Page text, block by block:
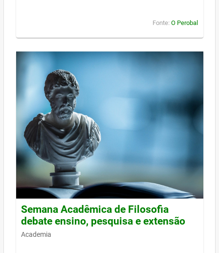
Fonte: O Perobal
Semana Acadêmica de Filosofia
debate ensino, pesquisa e extensão
Academia